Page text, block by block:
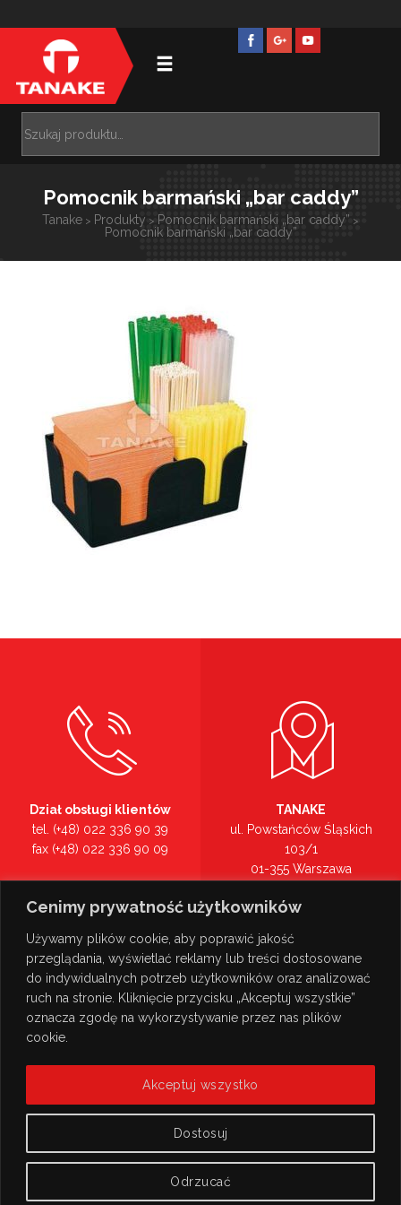
Cenimy prywatność użytkowników
Używamy plików cookie, aby poprawić jakość
przeglądania, wyświetlać reklamy lub treści dostosowane
do indywidualnych potrzeb użytkowników oraz analizować
ruch na stronie. Kliknięcie przycisku „Akceptuj wszystkie”
oznacza zgodę na wykorzystywanie przez nas plików
cookie.
Dostosuj
Odrzucać
Akceptuj wszystko
Pomocnik barmański „bar caddy”
Tanake > Produkty > Pomocnik barmański „bar caddy” >
Pomocnik barmański „bar caddy”
Dział obsługi klientów
tel. (+48) 022 336 90 39
fax (+48) 022 336 90 09
tel. (+48) 022 336 90 00
TANAKE
ul. Powstańców Śląskich
103/1
01-355 Warszawa
Zobacz na mapie >
© Copyright 2026TANAKE